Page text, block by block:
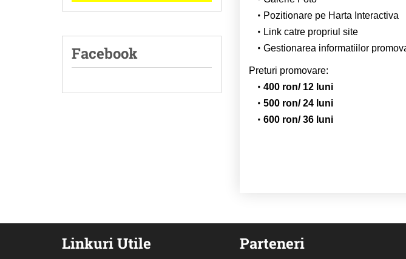
Facebook
Pozitionare pe Harta Interactiva
Link catre propriul site
Gestionarea informatiilor
Preturi promovare:
400 ron/ 12 luni
500 ron/ 24 luni
600 ron/ 36 luni
Linkuri Utile Parteneri